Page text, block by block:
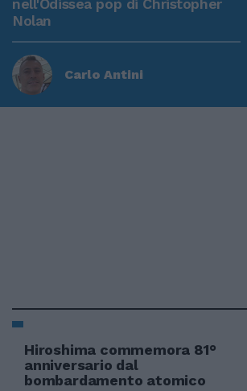
nell'Odissea pop di Christopher
Nolan
Carlo Antini
Hiroshima commemora 81°
anniversario dal
bombardamento atomico